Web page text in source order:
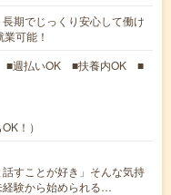
期でじっくり安心して働け
可能！
■週払いOK ■扶養内OK ■
！）
話すことが好き」そんな気持
経験から始められる…